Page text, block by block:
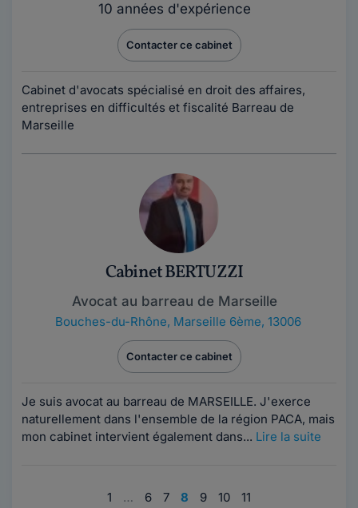
10 années d'expérience
Contacter ce cabinet
Cabinet d'avocats spécialisé en droit des affaires,
entreprises en difficultés et fiscalité Barreau de
Marseille
Cabinet BERTUZZI
Avocat au barreau de Marseille
Bouches-du-Rhône, Marseille 6ème, 13006
Contacter ce cabinet
Je suis avocat au barreau de MARSEILLE. J'exerce
naturellement dans l'ensemble de la région PACA, mais
mon cabinet intervient également dans... Lire la suite
1 … 6 7 8 9 10 11